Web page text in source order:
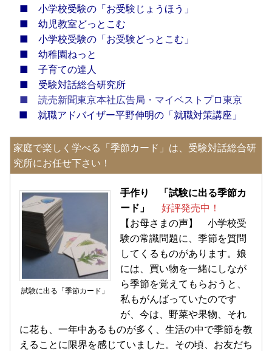
■
小学校受験の「お受験じょうほう」
■ 幼児教室どっとこむ
■ 小学校受験の「お受験どっとこむ」
■ 幼稚園ねっと
■ 子育ての達人
■ 受験対話総合研究所
■ 読売新聞東京本社広告局・マイベストプロ東京
■ 就職アドバイザー平野伸明の「就職対策講座」
家庭で楽しく学べる「季節カード」は、受験対話総合研
究所にお任せ下さい！
試験に出る「季節カード」
手作り 「試験に出る季節カ
ード」 好評発売中！
【お母さまの声】 小学校受
験の常識問題に、季節を質問
してくるものがあります。娘
には、買い物を一緒にしなが
ら季節を覚えてもらおうと、
私もがんばっていたのです
が、今は、野菜や果物、それ
に花も、一年中あるものが多く、生活の中で季節を教
えることに限界を感じていました。その頃、お友だち